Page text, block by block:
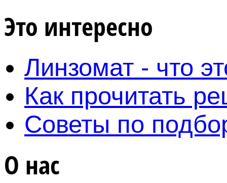
Это интересно
Линзомат - что
Как прочитать
Советы по
О нас